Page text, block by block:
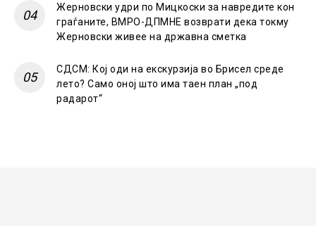
Жерновски удри по Мицкоски за навредите кон
граѓаните, ВМРО-ДПМНЕ возврати дека токму
Жерновски живее на државна сметка
СДСМ: Кој оди на екскурзија во Брисел среде
лето? Само оној што има таен план „под
радарот“